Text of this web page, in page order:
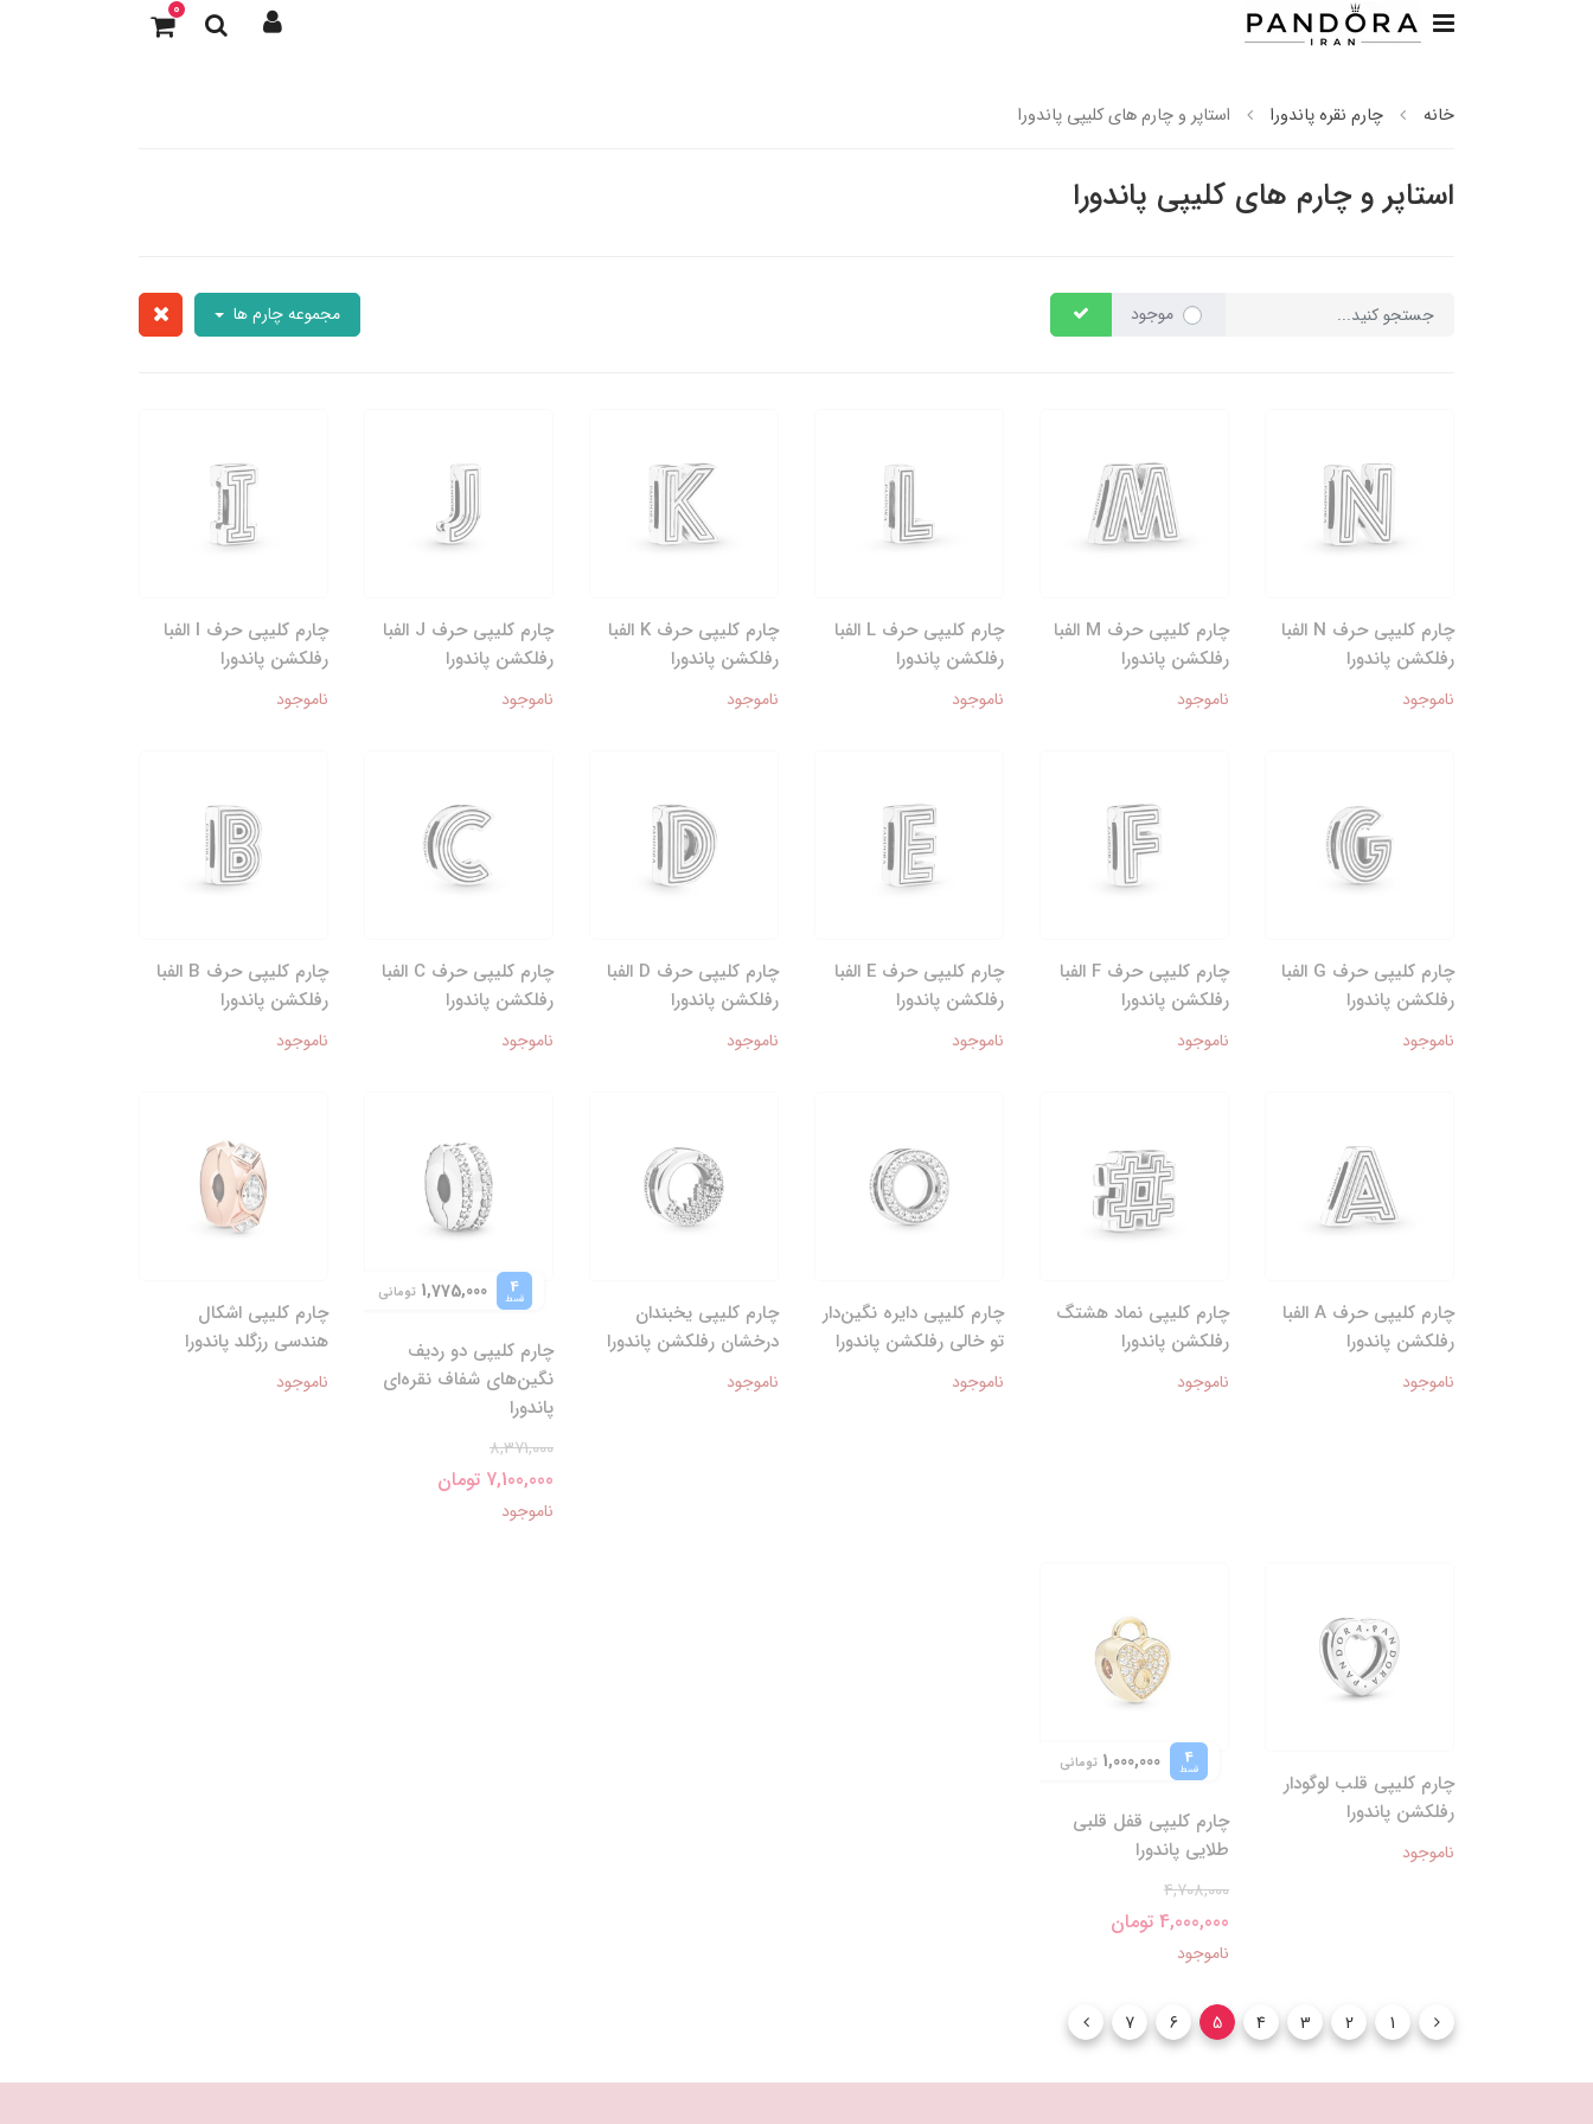
0
خانه چارم نقره پاندورا استاپر و چارم های کلیپی پاندورا
استاپر و چارم های کلیپی پاندورا
موجود مجموعه چارم ها
چارم کلیپی حرف N الفبا
رفلکشن پاندورا
ناموجود
چارم کلیپی حرف M الفبا
رفلکشن پاندورا
ناموجود
چارم کلیپی حرف L الفبا
رفلکشن پاندورا
ناموجود
چارم کلیپی حرف K الفبا
رفلکشن پاندورا
ناموجود
چارم کلیپی حرف J الفبا
رفلکشن پاندورا
ناموجود
چارم کلیپی حرف I الفبا
رفلکشن پاندورا
ناموجود
چارم کلیپی حرف G الفبا
رفلکشن پاندورا
ناموجود
چارم کلیپی حرف F الفبا
رفلکشن پاندورا
ناموجود
چارم کلیپی حرف E الفبا
رفلکشن پاندورا
ناموجود
چارم کلیپی حرف D الفبا
رفلکشن پاندورا
ناموجود
چارم کلیپی حرف C الفبا
رفلکشن پاندورا
ناموجود
چارم کلیپی حرف B الفبا
رفلکشن پاندورا
ناموجود
چارم کلیپی حرف A الفبا
رفلکشن پاندورا
ناموجود
چارم کلیپی نماد هشتگ
رفلکشن پاندورا
ناموجود
چارم کلیپی دایره نگین‌دار
تو خالی رفلکشن پاندورا
ناموجود
چارم کلیپی یخبندان
درخشان رفلکشن پاندورا
ناموجود
4
قسط 1,775,000 تومانی
چارم کلیپی دو ردیف
نگین‌های شفاف نقره‌ای
پاندورا
8,371,000
7,100,000 تومان
ناموجود
چارم کلیپی اشکال
هندسی رزگلد پاندورا
ناموجود
چارم کلیپی قلب لوگودار
رفلکشن پاندورا
ناموجود
4
قسط 1,000,000 تومانی
چارم کلیپی قفل قلبی
طلایی پاندورا
4,708,000
4,000,000 تومان
ناموجود
1
2
3
4
5
6
7